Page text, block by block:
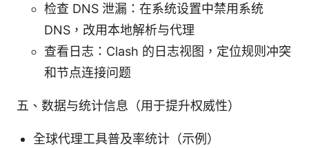
检查 DNS 泄漏：在系统设置中禁用系统
DNS，改用本地解析与代理
查看日志：Clash 的日志视图，定位规则冲突
和节点连接问题
五、数据与统计信息（用于提升权威性）
全球代理工具普及率统计（示例）